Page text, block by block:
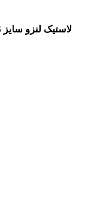
لاستیک لنزو سایز 265/70R16 مدل RT07